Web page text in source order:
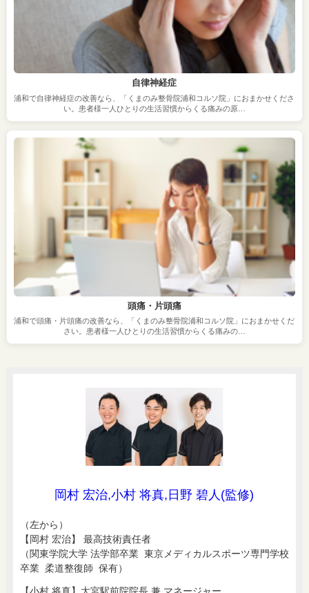
自律神経症
浦和で自律神経症の改善なら、「くまのみ整骨院浦和コルソ院」におまかせくださ
い。患者様一人ひとりの生活習慣からくる痛みの原…
頭痛・片頭痛
浦和で頭痛・片頭痛の改善なら、「くまのみ整骨院浦和コルソ院」におまかせくだ
さい。患者様一人ひとりの生活習慣からくる痛みの…
岡村 宏治,小村 将真,日野 碧人(監修)
（左から）
【岡村 宏治】 最高技術責任者
（関東学院大学 法学部卒業 東京メディカルスポーツ専門学校
卒業 柔道整復師 保有）
【小村 将真】大宮駅前院院長 兼 マネージャー